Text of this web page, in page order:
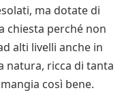
ma dotate di
chiesta perché non
alti livelli anche in
natura, ricca di tanta
così bene.